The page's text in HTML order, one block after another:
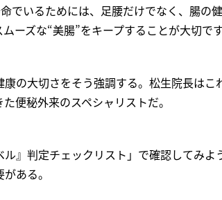
でいるためには、足腰だけでなく、腸の
ーズな“美腸”をキープすることが大切です
の大切さをそう強調する。松生院長はこ
便秘外来のスペシャリストだ。
』判定チェックリスト」で確認してみよ
ある。